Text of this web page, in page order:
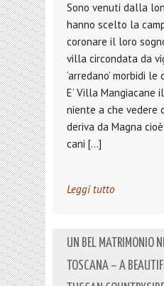
Sono venuti dalla
hanno scelto la
coronare il loro
villa circondata da
‘arredano’ morbidi
E’ Villa Mangiacane
niente a che vedere
deriva da Magna
cani […]
Leggi tutto
UN BEL MATRIMONIO
TOSCANA – A